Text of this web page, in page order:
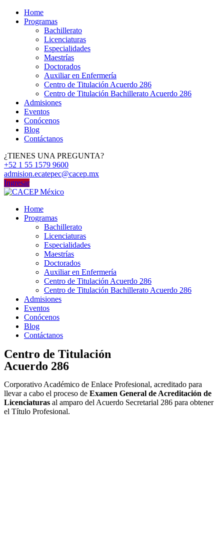
Home
Programas
Bachillerato
Licenciaturas
Especialidades
Maestrías
Doctorados
Auxiliar en Enfermería
Centro de Titulación Acuerdo 286
Centro de Titulación Bachillerato Acuerdo 286
Admisiones
Eventos
Conócenos
Blog
Contáctanos
¿TIENES UNA PREGUNTA?
+52 1 55 1579 9600
admision.ecatepec@cacep.mx
Ingresar
Home
Programas
Bachillerato
Licenciaturas
Especialidades
Maestrías
Doctorados
Auxiliar en Enfermería
Centro de Titulación Acuerdo 286
Centro de Titulación Bachillerato Acuerdo 286
Admisiones
Eventos
Conócenos
Blog
Contáctanos
Centro de Titulación
Acuerdo 286
Corporativo Académico de Enlace Profesional, acreditado para
llevar a cabo el proceso de Examen General de Acreditación de
Licenciaturas al amparo del Acuerdo Secretarial 286 para obtener
el Título Profesional.